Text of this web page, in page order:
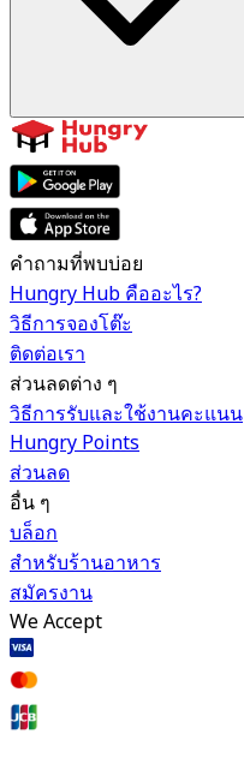
คำถามที่พบบ่อย
Hungry Hub คืออะไร?
วิธีการจองโต๊ะ
ติดต่อเรา
ส่วนลดต่าง ๆ
วิธีการรับและใช้งานคะแนน
Hungry Points
ส่วนลด
อื่น ๆ
บล็อก
สำหรับร้านอาหาร
สมัครงาน
We Accept